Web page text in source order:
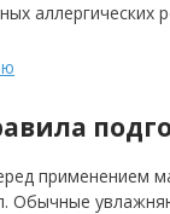
аллергических
применением
Обычные